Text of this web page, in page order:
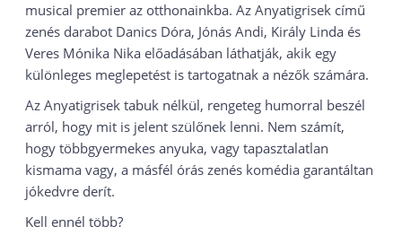
musical premier az otthonainkba. Az Anyatigrisek című
zenés darabot Danics Dóra, Jónás Andi, Király Linda és
Veres Mónika Nika előadásában láthatják, akik egy
különleges meglepetést is tartogatnak a nézők számára.
Az Anyatigrisek tabuk nélkül, rengeteg humorral beszél
arról, hogy mit is jelent szülőnek lenni. Nem számít,
hogy többgyermekes anyuka, vagy tapasztalatlan
kismama vagy, a másfél órás zenés komédia garantáltan
jókedvre derít.
Kell ennél több?